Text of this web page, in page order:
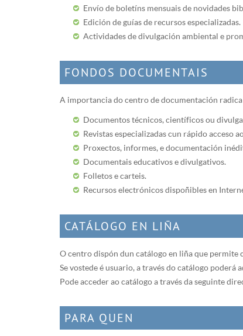
Envío de boletíns mensuais de novidades
Edición de guías de recursos especializadas.
Actividades de divulgación ambiental e
FONDOS DOCUMENTAIS
A importancia do centro de documentación
Documentos técnicos, científicos ou
Revistas especializadas cun rápido acceso
Proxectos, informes, e documentación
Documentais educativos e divulgativos.
Folletos e carteis.
Recursos electrónicos dispoñibles en
CATÁLOGO EN LIÑA
O centro dispón dun catálogo en liña que
Se vostede é usuario, a través do catálogo
Pode acceder ao catálogo a través da seguinte
PARA QUEN